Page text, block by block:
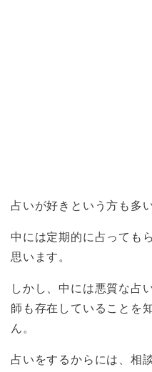
占いが好きという方も多
中には定期的に占っても
思います。
しかし、中には悪質な占
師も存在していることを
ん。
占いをするからには、相